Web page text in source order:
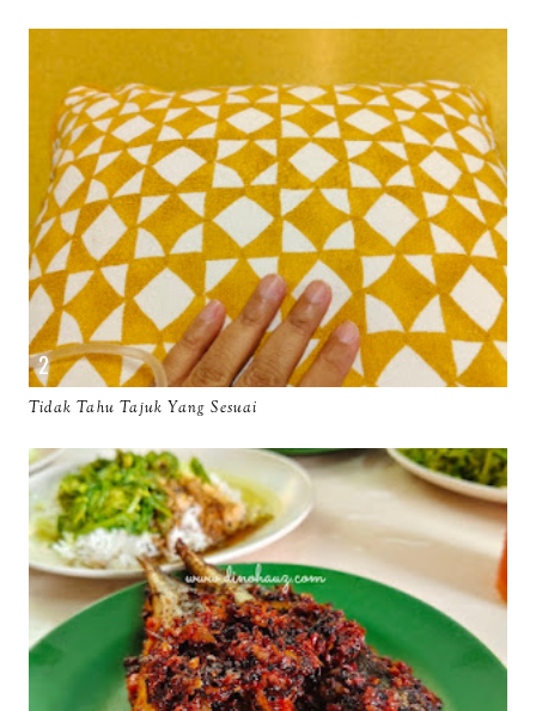
Tidak Tahu Tajuk Yang Sesuai